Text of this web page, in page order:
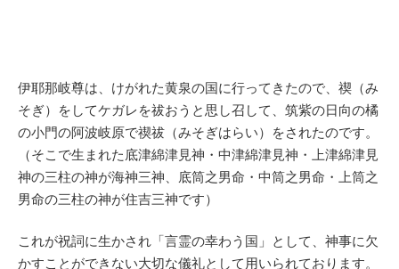
伊耶那岐尊は、けがれた黄泉の国に行ってきたので、禊（み
そぎ）をしてケガレを祓おうと思し召して、筑紫の日向の橘
の小門の阿波岐原で禊祓（みそぎはらい）をされたのです。
（そこで生まれた底津綿津見神・中津綿津見神・上津綿津見
神の三柱の神が海神三神、底筒之男命・中筒之男命・上筒之
男命の三柱の神が住吉三神です）
これが祝詞に生かされ「言霊の幸わう国」として、神事に欠
かすことができない大切な儀礼として用いられております。